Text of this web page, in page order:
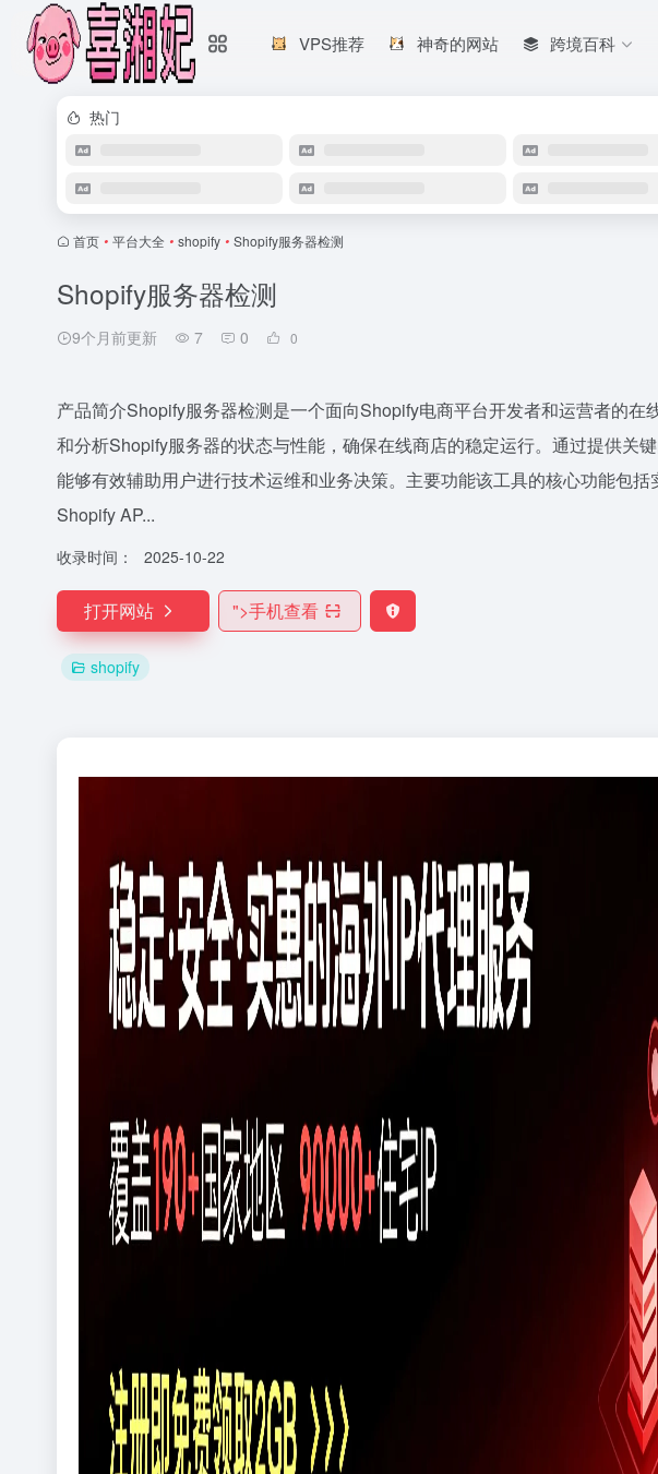
VPS推荐 神奇的网站 跨境百科
热门
首页 • 平台大全 • shopify • Shopify服务器检测
Shopify服务器检测
9个月前更新 7 0 0
产品简介Shopify服务器检测是一个面向Shopify电商平台开发者和运营者的在
和分析Shopify服务器的状态与性能，确保在线商店的稳定运行。通过提供关
能够有效辅助用户进行技术运维和业务决策。主要功能该工具的核心功能包
Shopify AP...
收录时间： 2025-10-22
打开网站 ">手机查看
shopify